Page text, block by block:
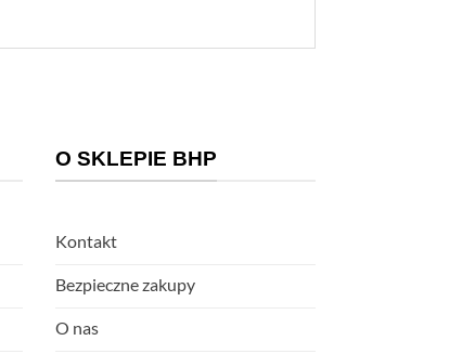
O SKLEPIE BHP
Kontakt
Bezpieczne zakupy
O nas